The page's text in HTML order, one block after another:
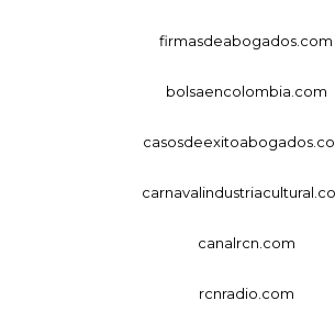
firmasdeabogados.com
bolsaencolombia.com
canalrcn.com
rcnradio.com